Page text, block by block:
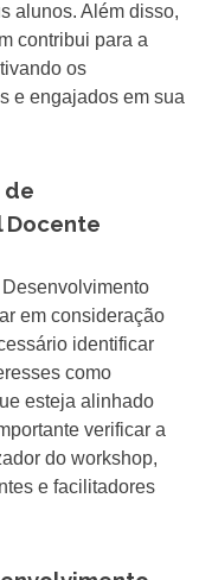
alunos. Além disso,
contribui para a
os
e engajados em sua
de
Docente
em consideração
identificar
como
esteja alinhado
verificar a
do workshop,
e facilitadores